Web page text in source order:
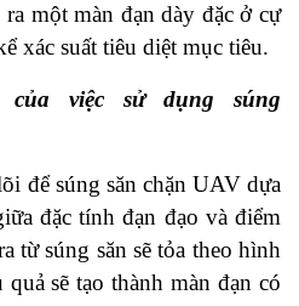
ra một màn đạn dày đặc ở cự
xác suất tiêu diệt mục tiêu.
của việc sử dụng súng
để súng săn chặn UAV dựa
đặc tính đạn đạo và điểm
từ súng săn sẽ tỏa theo hình
sẽ tạo thành màn đạn có